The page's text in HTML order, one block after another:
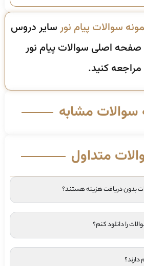
سوالات پیام نورسایر دروس
صفحه اصلی سوالات پیام نور
مراجعه کنید.
سوالات مشابه
متداول
بدون دریافت هزینه هستند؟
را دانلود کنم؟